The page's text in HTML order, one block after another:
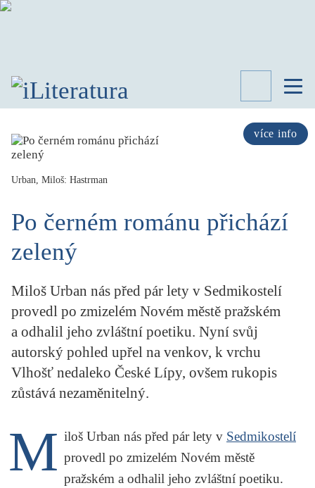
více info
SPISOVATELÉ
LITERATURY
PŘEHLED
PORTRÉT
KRITIKA PŘEKLADU
UKÁZKA
Urban, Miloš: Hastrman
Po černém románu přichází
zelený
Miloš Urban nás před pár lety v Sedmikostelí
provedl po zmizelém Novém městě pražském
a odhalil jeho zvláštní poetiku. Nyní svůj
autorský pohled upřel na venkov, k vrchu
Vlhošť nedaleko České Lípy, ovšem rukopis
zůstává nezaměnitelný.
M iloš Urban nás před pár lety v Sedmikostelí
provedl po zmizelém Novém městě
pražském a odhalil jeho zvláštní poetiku.